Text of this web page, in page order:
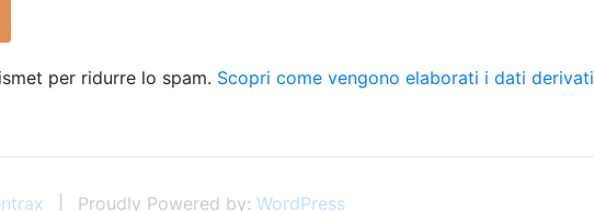
per ridurre lo spam. Scopri come vengono elaborati i dati derivati
Proudly Powered by: WordPress